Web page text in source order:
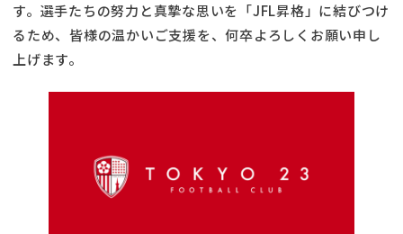
す。選手たちの努力と真摯な思いを「JFL昇格」に結びつけ
るため、皆様の温かいご支援を、何卒よろしくお願い申し
上げます。